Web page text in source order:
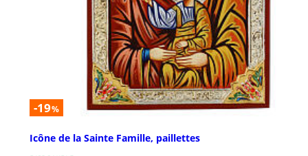
-19%
Icône de la Sainte Famille, paillettes